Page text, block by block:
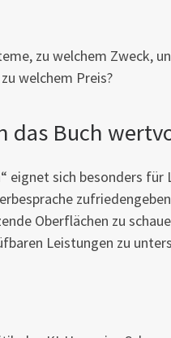
zu welchem Zweck,
welchem Preis?
das Buch
eignet sich besonders für
Oberflächen zu
Leistungen zu